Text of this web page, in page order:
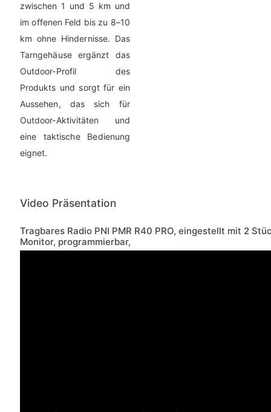
zwischen 1 und 5 km und
im offenen Feld bis zu 8–10
km ohne Hindernisse. Das
Tarngehäuse ergänzt das
Outdoor-Profil des
Produkts und sorgt für ein
Aussehen, das sich für
Outdoor-Aktivitäten und
eine taktische Bedienung
eignet.
Video Präsentation
Tragbares Radio PNI PMR R40 PRO, eingestellt mit 2
Monitor, programmierbar,